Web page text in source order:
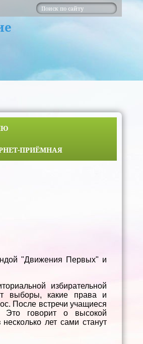
ПРИЁМНАЯ
"Движения Первых" и
избирательной
выборы, какие права и
После встречи учащиеся
Это говорит о высокой
лет сами станут